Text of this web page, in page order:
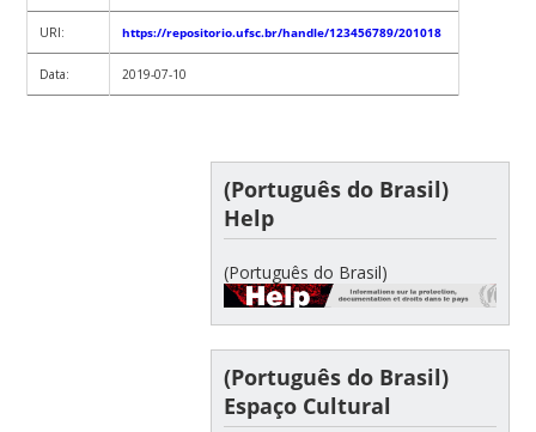
URI: https://repositorio.ufsc.br/handle/123456789/201018
Data: 2019-07-10
(Português do Brasil)
Help
(Português do Brasil)
(Português do Brasil)
Espaço Cultural